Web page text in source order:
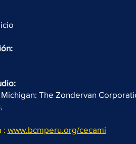
The Zondervan
: www.bcmperu.org/cecami